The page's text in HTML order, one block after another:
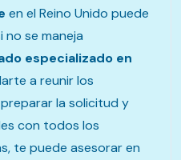
en el Reino Unido puede
se maneja
especializado en
a reunir los
la solicitud y
con todos los
te puede asesorar en